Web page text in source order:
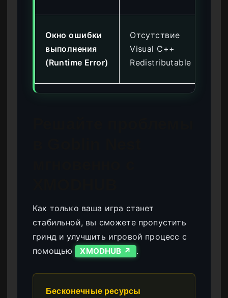
Окно ошибки
выполнения
(Runtime Error)
Отсутствие
Visual C++
Redistributable
Как только ваша игра станет
стабильной, вы сможете пропустить
гринд и улучшить игровой процесс с
помощью
XMODHUB ↗ .
Бесконечные ресурсы